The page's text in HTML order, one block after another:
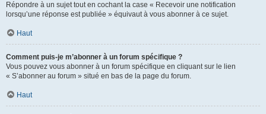
Répondre à un sujet tout en cochant la case « Recevoir une notification
lorsqu’une réponse est publiée » équivaut à vous abonner à ce sujet.
Haut
Comment puis-je m’abonner à un forum spécifique ?
Vous pouvez vous abonner à un forum spécifique en cliquant sur le lien
« S’abonner au forum » situé en bas de la page du forum.
Haut